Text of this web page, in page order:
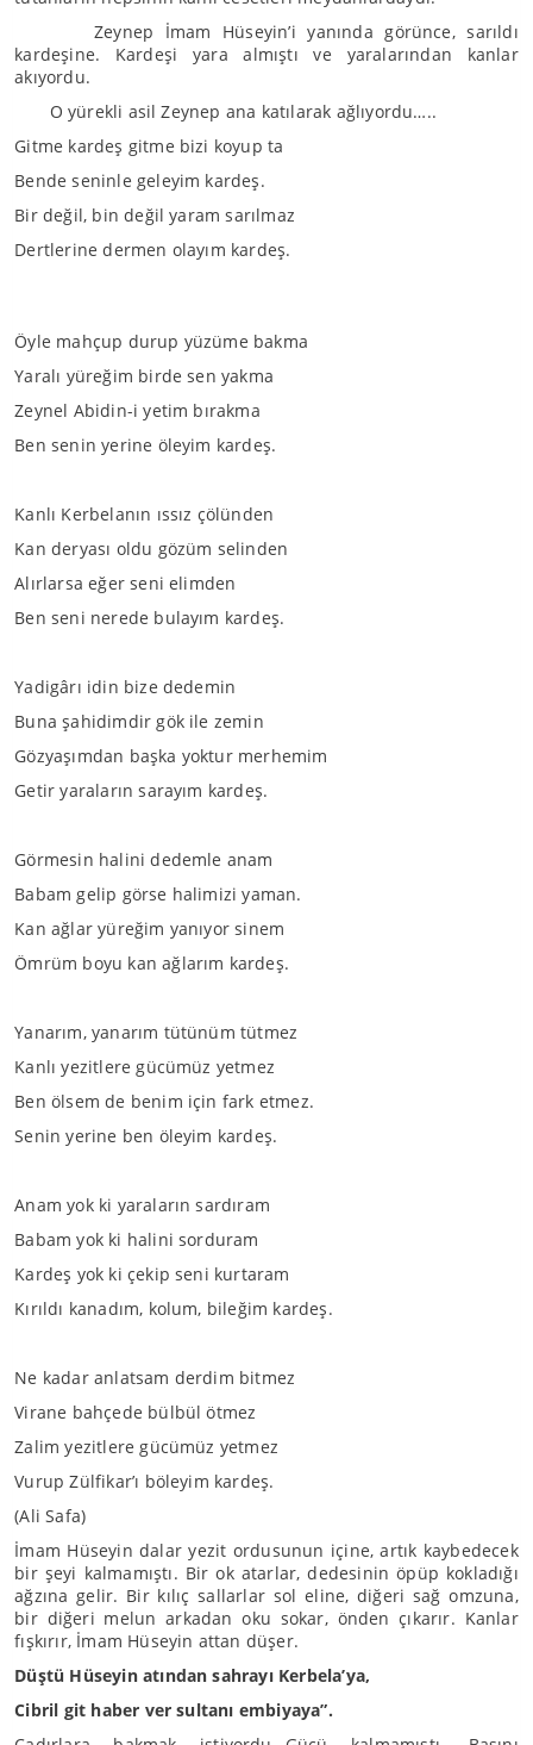
Zeynep İmam Hüseyin’i yanında görünce, sarıldı
kardeşine. Kardeşi yara almıştı ve yaralarından kanlar
akıyordu.
O yürekli asil Zeynep ana katılarak ağlıyordu…..
Gitme kardeş gitme bizi koyup ta
Bende seninle geleyim kardeş.
Bir değil, bin değil yaram sarılmaz
Dertlerine dermen olayım kardeş.
Öyle mahçup durup yüzüme bakma
Yaralı yüreğim birde sen yakma
Zeynel Abidin-i yetim bırakma
Ben senin yerine öleyim kardeş.
Kanlı Kerbelanın ıssız çölünden
Kan deryası oldu gözüm selinden
Alırlarsa eğer seni elimden
Ben seni nerede bulayım kardeş.
Yadigârı idin bize dedemin
Buna şahidimdir gök ile zemin
Gözyaşımdan başka yoktur merhemim
Getir yaraların sarayım kardeş.
Görmesin halini dedemle anam
Babam gelip görse halimizi yaman.
Kan ağlar yüreğim yanıyor sinem
Ömrüm boyu kan ağlarım kardeş.
Yanarım, yanarım tütünüm tütmez
Kanlı yezitlere gücümüz yetmez
Ben ölsem de benim için fark etmez.
Senin yerine ben öleyim kardeş.
Anam yok ki yaraların sardıram
Babam yok ki halini sorduram
Kardeş yok ki çekip seni kurtaram
Kırıldı kanadım, kolum, bileğim kardeş.
Ne kadar anlatsam derdim bitmez
Virane bahçede bülbül ötmez
Zalim yezitlere gücümüz yetmez
Vurup Zülfikar’ı böleyim kardeş.
(Ali Safa)
İmam Hüseyin dalar yezit ordusunun içine, artık kaybedecek
bir şeyi kalmamıştı. Bir ok atarlar, dedesinin öpüp kokladığı
ağzına gelir. Bir kılıç sallarlar sol eline, diğeri sağ omzuna,
bir diğeri melun arkadan oku sokar, önden çıkarır. Kanlar
fışkırır, İmam Hüseyin attan düşer.
Düştü Hüseyin atından sahrayı Kerbela’ya,
Cibril git haber ver sultanı embiyaya”.